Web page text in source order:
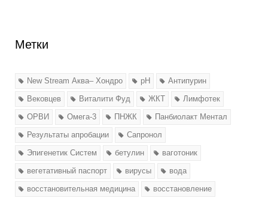
Метки
New Stream Аква– Хондро pH
Антипурин
Вековцев
Виталити Фуд ЖКТ
Лимфотек
ОРВИ
Омега-3 ПНЖК
Панбиолакт Ментал
Результаты апробации
Сапронол
Эпигенетик Систем
бетулин
ваготоник
вегетативный паспорт
вирусы
вода
восстановительная медицина
восстановление